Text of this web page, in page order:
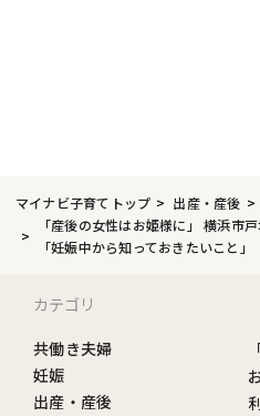
マイナビ子育てトップ 出産・産後
「産後の女性はお姫様に」 横浜市
「妊娠中から知っておきたいこと」
カテゴリ
共働き夫婦
妊娠
出産・産後